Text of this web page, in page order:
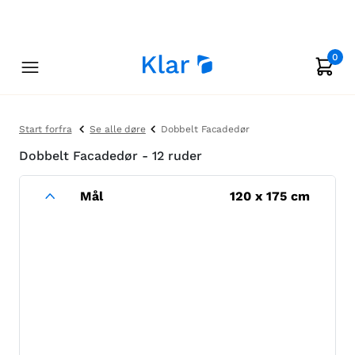
0
Start forfra Se alle døre Dobbelt Facadedør
Dobbelt Facadedør - 12 ruder
Mål 120 x 175 cm